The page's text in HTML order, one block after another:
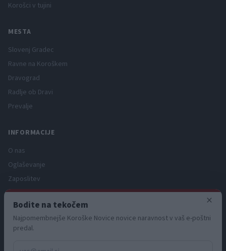
Korošci v tujini
MESTA
Slovenj Gradec
Ravne na Koroškem
Dravograd
Radlje ob Dravi
Prevalje
INFORMACIJE
O nas
Oglaševanje
Zaposlitev
Pravno obvestilo
Zasebnost in piškotki
Storitve
×
Bodite na tekočem
Najpomembnejše Koroške Novice novice naravnost v vaš e-poštni
predal.